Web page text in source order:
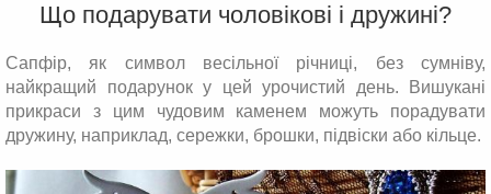
Що подарувати чоловікові і дружині?
Сапфір, як символ весільної річниці, без сумніву,
найкращий подарунок у цей урочистий день. Вишукані
прикраси з цим чудовим каменем можуть порадувати
дружину, наприклад, сережки, брошки, підвіски або кільце.